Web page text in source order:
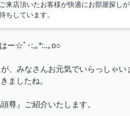
来店頂いたお客様が快適にお部屋探し
ちしています。
ー☆ﾟ･:,｡*:..｡o○
、みなさんお元気でいらっしゃい
ましたね。
尊』ご紹介いたします。